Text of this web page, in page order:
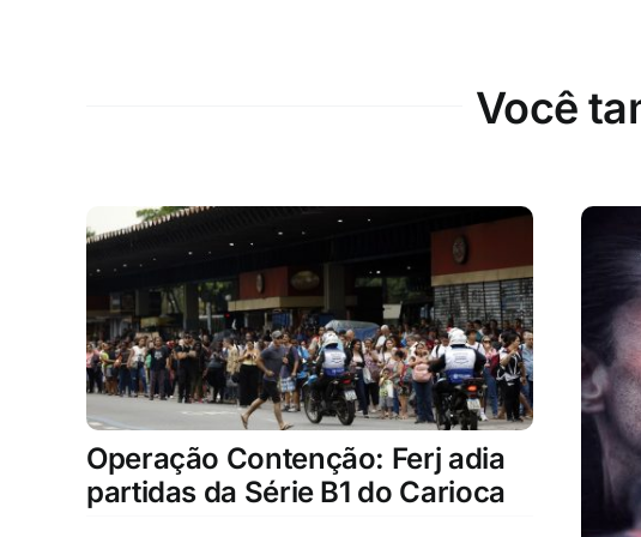
Você
Operação Contenção: Ferj adia
partidas da Série B1 do Carioca